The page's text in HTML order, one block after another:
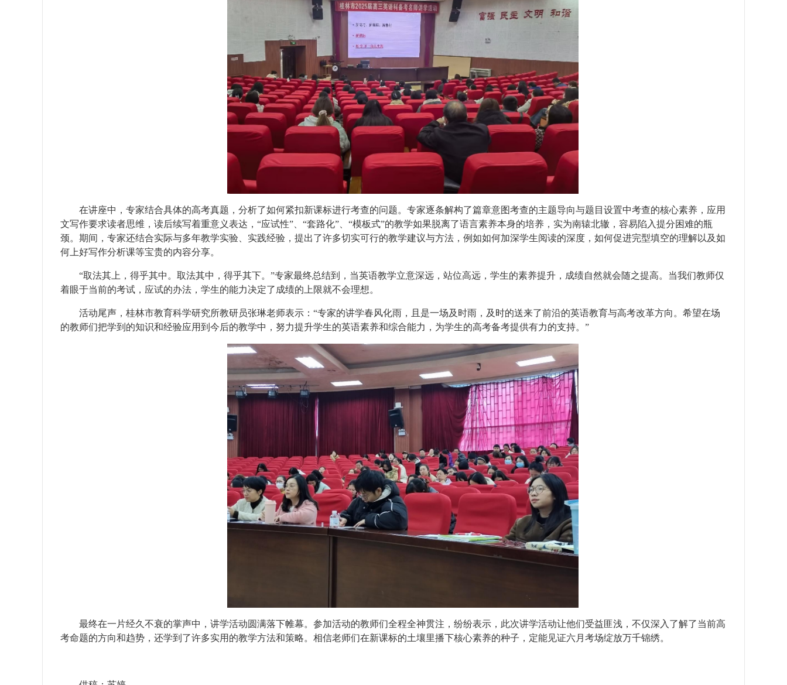
在讲座中，专家结合具体的高考真题，分析了如何紧扣新课标进行考查的问题。专家逐条解构了篇章意图考查的主题导向与题目设置中考查的核心素养，应用
文写作要求读者思维，读后续写着重意义表达，“应试性”、“套路化”、“模板式”的教学如果脱离了语言素养本身的培养，实为南辕北辙，容易陷入提分困难的瓶
颈。期间，专家还结合实际与多年教学实验、实践经验，提出了许多切实可行的教学建议与方法，例如如何加深学生阅读的深度，如何促进完型填空的理解以及如
何上好写作分析课等宝贵的内容分享。
“取法其上， 得乎其中。取法其中，得乎其下。”专家最终总结到，当英语教学立意深远，站位高远，学生的素养提升，成绩自然就会随之提高。当我们教师仅
着眼于当前的考试，应试的办法，学生的能力决定了成绩的上限就不会理想。
活动尾声，桂林市教育科学研究所教研员张琳老师表示：“专家的讲学春风化雨，且是一场及时雨，及时的送来了前沿的英语教育与高考改革方向。希望在场
的教师们把学到的知识和经验应用到今后的教学中，努力提升学生的英语素养和综合能力，为学生的高考备考提供有力的支持。”
最终在一片经久不衰的掌声中，讲学活动圆满落下帷幕。参加活动的教师们全程全神贯注，纷纷表示，此次讲学活动让他们受益匪浅，不仅深入了解了当前高
考命题的方向和趋势，还学到了许多实用的教学方法和策略。相信老师们在新课标的土壤里播下核心素养的种子，定能见证六月考场绽放万千锦绣。